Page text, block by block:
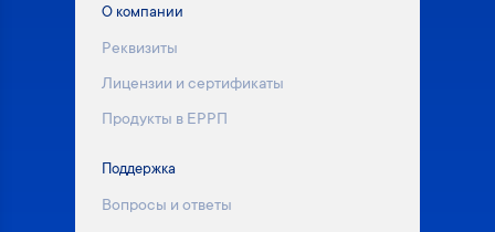
О компании
Реквизиты
Лицензии и сертификаты
Продукты в ЕРРП
Поддержка
Вопросы и ответы